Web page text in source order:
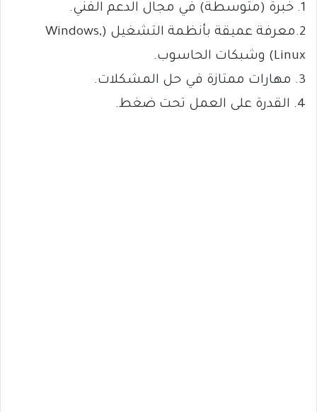
1. خبرة (متوسطة) في مجال الدعم الفني.
2.معرفة عميقة بأنظمة التشغيل (Windows,
Linux) وشبكات الحاسوب.
3. مهارات ممتازة في حل المشكلات.
4. القدرة على العمل تحت ضغط.